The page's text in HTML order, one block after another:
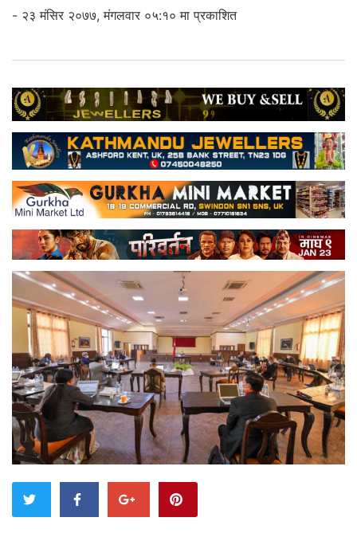
- २३ मंसिर २०७७, मंगलवार ०५:१० मा प्रकाशित